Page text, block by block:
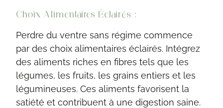
Choix Alimentaires Éclairés :
Perdre du ventre sans régime commence
par des choix alimentaires éclairés. Intégrez
des aliments riches en fibres tels que les
légumes, les fruits, les grains entiers et les
légumineuses. Ces aliments favorisent la
satiété et contribuent à une digestion saine.